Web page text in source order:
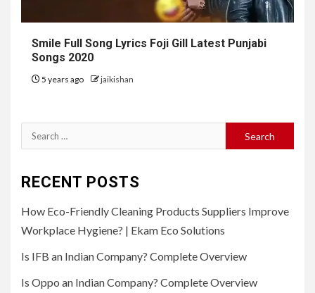
Smile Full Song Lyrics Foji Gill Latest Punjabi
Songs 2020
5 years ago jaikishan
Search
for:
RECENT POSTS
How Eco-Friendly Cleaning Products Suppliers Improve
Workplace Hygiene? | Ekam Eco Solutions
Is IFB an Indian Company? Complete Overview
Is Oppo an Indian Company? Complete Overview